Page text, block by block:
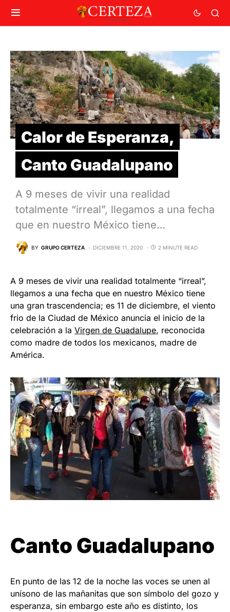
Calor de Esperanza,
Canto Guadalupano
A 9 meses de vivir una realidad
totalmente “irreal”, llegamos a una fecha
que en nuestro México tiene…
BY GRUPO CERTEZA DICIEMBRE 11, 2020 2 MINUTE READ
A 9 meses de vivir una realidad totalmente “irreal”,
llegamos a una fecha que en nuestro México tiene
una gran trascendencia; es 11 de diciembre, el viento
frio de la Ciudad de México anuncia el inicio de la
celebración a la Virgen de Guadalupe, reconocida
como madre de todos los mexicanos, madre de
América.
Canto Guadalupano
En punto de las 12 de la noche las voces se unen al
unísono de las mañanitas que son símbolo del gozo y
esperanza, sin embargo este año es distinto, los